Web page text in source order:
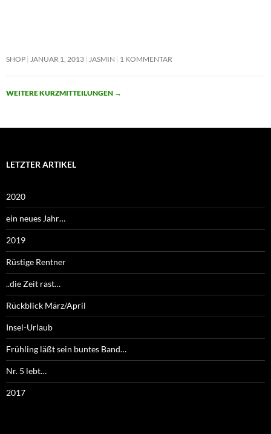
SHOP JANUAR 1, 2013 JASMIN 1 KOMMENTAR
WEITERE KURZMITTEILUNGEN →
LETZTER ARTIKEL
2020
ein neues Jahr…
2019
Rüstige Rentner
..die Zeit rast…
Rückblick März/April
Insel-Urlaub
Frühling läßt sein buntes Band…
Nr. 5 lebt…
2017